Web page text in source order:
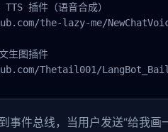
插件（语音合成）
the-lazy-me/
生图插件
Thetail001/
事件总线，当用户发送“给我画